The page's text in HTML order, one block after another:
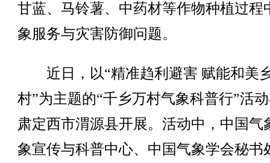
甘蓝、马铃薯、中药材等作物种植过程
象服务与灾害防御问题。
近日，以“精准趋利避害 赋能和美
村”为主题的“千乡万村气象科普行”活
肃定西市渭源县开展。活动中，中国气
象宣传与科普中心、中国气象学会秘书